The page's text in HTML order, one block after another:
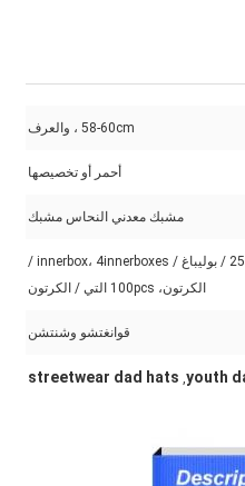
58-60cm ، والعرف
أحمر أو تخصيصها
مشبك معدني النحاس مشبك
25PCS / بوليباغ / innerbox، 4innerboxes /
الكرتون، 100pcs التي / الكرتون
قوانغتشو وشنتشن
youth
,
streetwear dad hats